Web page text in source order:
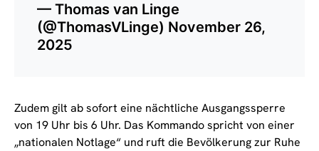
— Thomas van Linge
(@ThomasVLinge) November 26,
2025
Zudem gilt ab sofort eine nächtliche Ausgangssperre
von 19 Uhr bis 6 Uhr. Das Kommando spricht von einer
„nationalen Notlage“ und ruft die Bevölkerung zur Ruhe